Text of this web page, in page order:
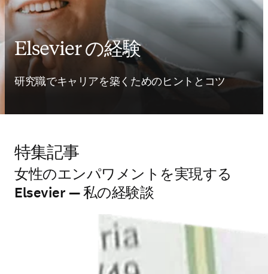
Elsevier の経験
研究職でキャリアを築くためのヒントとコツ
特集記事
女性のエンパワメントを実現する
Elsevier — 私の経験談